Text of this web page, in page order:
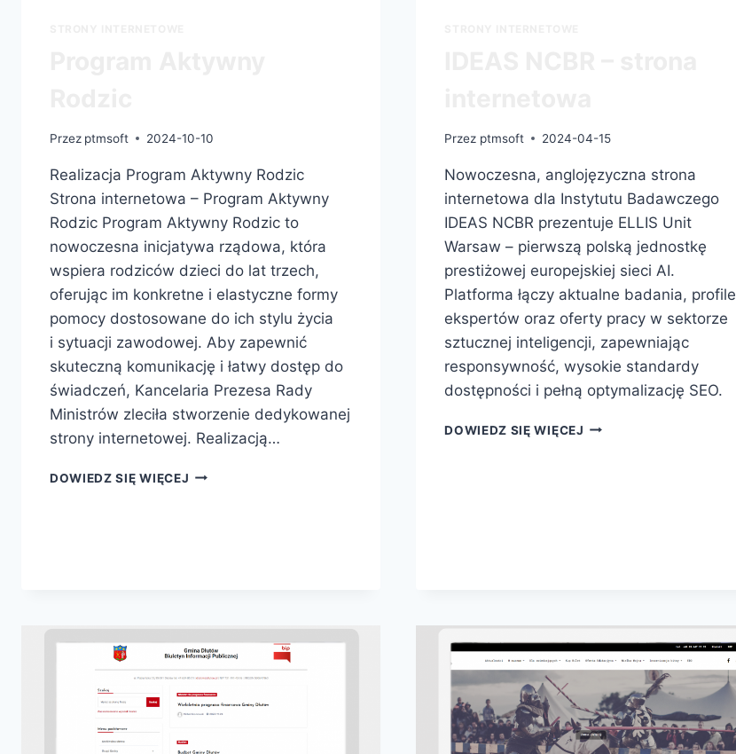
Przez ptmsoft 2024-10-10
Realizacja Program Aktywny Rodzic
Strona internetowa – Program Aktywny
Rodzic Program Aktywny Rodzic to
nowoczesna inicjatywa rządowa, która
wspiera rodziców dzieci do lat trzech,
oferując im konkretne i elastyczne formy
pomocy dostosowane do ich stylu życia
i sytuacji zawodowej. Aby zapewnić
skuteczną komunikację i łatwy dostęp do
świadczeń, Kancelaria Prezesa Rady
Ministrów zleciła stworzenie dedykowanej
strony internetowej. Realizacją…
DOWIEDZ SIĘ WIĘCEJ
Przez ptmsoft 2024-04-15
Nowoczesna, anglojęzyczna strona
internetowa dla Instytutu Badawczego
IDEAS NCBR prezentuje ELLIS Unit
Warsaw – pierwszą polską jednostkę
prestiżowej europejskiej sieci AI.
Platforma łączy aktualne badania, profile
ekspertów oraz oferty pracy w sektorze
sztucznej inteligencji, zapewniając
responsywność, wysokie standardy
dostępności i pełną optymalizację SEO.
DOWIEDZ SIĘ WIĘCEJ